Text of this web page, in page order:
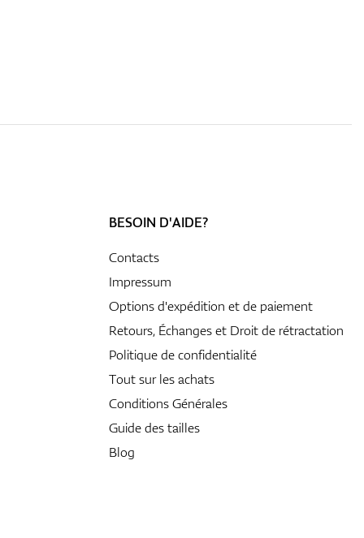
BESOIN D'AIDE?
Contacts
Impressum
Options d'expédition et de paiement
Retours, Échanges et Droit de rétractation
Politique de confidentialité
Tout sur les achats
Conditions Générales
Guide des tailles
Blog